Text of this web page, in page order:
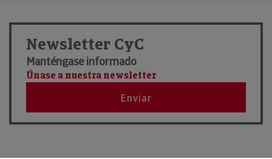
Newsletter CyC
Manténgase informado
Únase a nuestra newsletter
Enviar